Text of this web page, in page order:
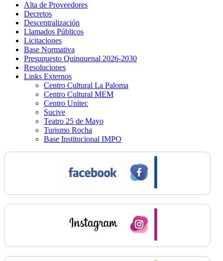
Alta de Proveedores
Decretos
Descentralización
Llamados Públicos
Licitaciones
Base Normativa
Presupuesto Quinquenal 2026-2030
Resoluciones
Links Externos
Centro Cultural La Paloma
Centro Cultural MEM
Centro Unitec
Sucive
Teatro 25 de Mayo
Turismo Rocha
Base Institucional IMPO